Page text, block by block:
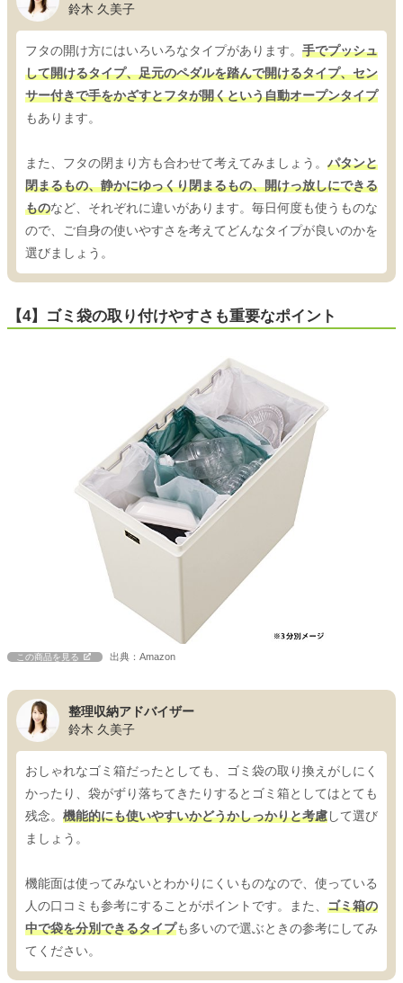
鈴木 久美子
フタの開け方にはいろいろなタイプがあります。 手でプッシュ
して開けるタイプ、足元のペダルを踏んで開けるタイプ、セン
サー付きで手をかざすとフタが開くという自動オープンタイプ
もあります。
また、フタの閉まり方も合わせて考えてみましょう。 パタンと
閉まるもの、静かにゆっくり閉まるもの、開けっ放しにできる
ものなど、それぞれに違いがあります。毎日何度も使うものな
ので、ご自身の使いやすさを考えてどんなタイプが良いのかを
選びましょう。
【4】ゴミ袋の取り付けやすさも重要なポイント
この商品を見る 出典：Amazon
整理収納アドバイザー
鈴木 久美子
おしゃれなゴミ箱だったとしても、ゴミ袋の取り換えがしにく
かったり、袋がずり落ちてきたりするとゴミ箱としてはとても
残念。 機能的にも使いやすいかどうかしっかりと考慮して選び
ましょう。
機能面は使ってみないとわかりにくいものなので、使っている
人の口コミも参考にすることがポイントです。また、 ゴミ箱の
中で袋を分別できるタイプも多いので選ぶときの参考にしてみ
てください。